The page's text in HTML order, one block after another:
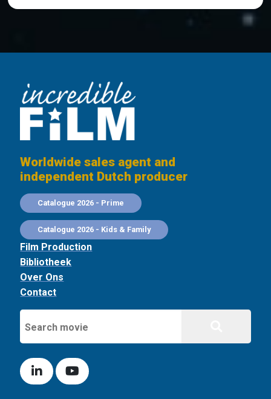
Worldwide sales agent and
independent Dutch producer
Catalogue 2026 - Prime
Catalogue 2026 - Kids & Family
Film Production
Bibliotheek
Over Ons
Contact